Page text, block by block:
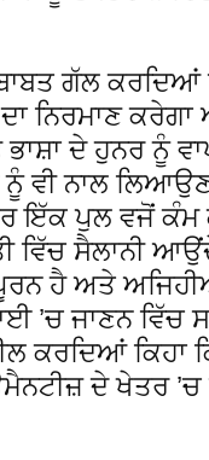
ਗੱਲ ਕਰਦਿਆਂ
ਨਿਰਮਾਣ
ਦੇ ਹੁਨਰ ਨੂੰ
ਨੂੰ ਵੀ ਨਾਲ
ਇੱਕ ਪੁਲ ਵਜੋਂ
ਵਿੱਚ ਸੈਲਾਨੀ
ਹੈ ਅਤੇ
’ਚ ਜਾਣਨ
ਕਰਦਿਆਂ ਕਿਹਾ
ਦੇ ਖੇਤਰ